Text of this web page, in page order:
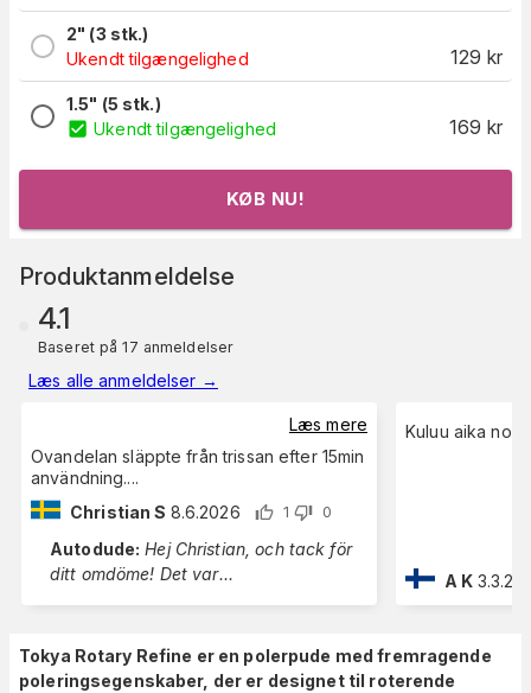
2" (3 stk.)
Ukendt tilgængelighed
129 kr
1.5" (5 stk.)
Ukendt tilgængelighed
169 kr
KØB NU!
Produktanmeldelse
4.1
Baseret på 17 anmeldelser
Læs alle anmeldelser →
Læs mere
Ovandelan släppte från trissan efter 15min
användning....
Christian S 8.6.2026 1 0
Autodude: Hej Christian, och tack för
ditt omdöme! Det var...
Kuluu aika
A K
Tokya Rotary Refine er en polerpude med fremragende
poleringsegenskaber, der er designet til roterende